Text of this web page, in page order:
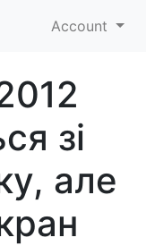
Account
зі
але